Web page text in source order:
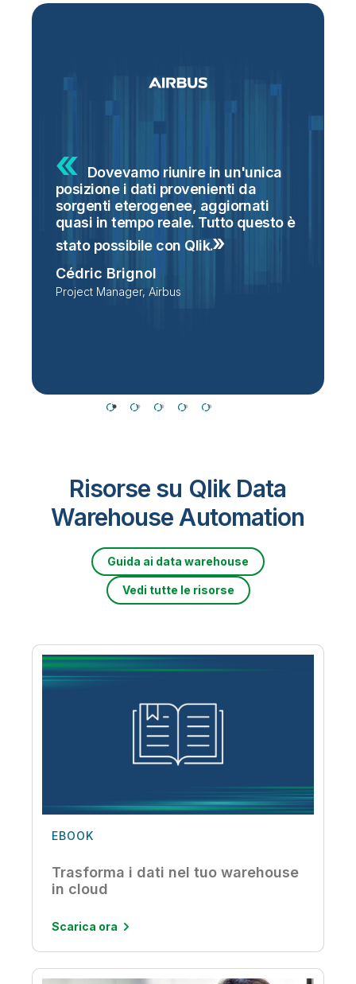
Dovevamo riunire in un'unica
posizione i dati provenienti da
sorgenti eterogenee, aggiornati
quasi in tempo reale. Tutto questo è
stato possibile con Qlik.
Cédric Brignol
Project Manager, Airbus
Risorse su Qlik Data
Warehouse Automation
Guida ai data warehouse
Vedi tutte le risorse
EBOOK
Trasforma i dati nel tuo warehouse
in cloud
Scarica ora